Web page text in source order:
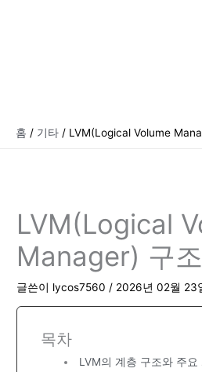
홈 기타 LVM(Logical Volume
LVM(Logical
Manager) 구
글쓴이 lycos7560/ 2026년 02월 23
목차
LVM의 계층 구조와 주요